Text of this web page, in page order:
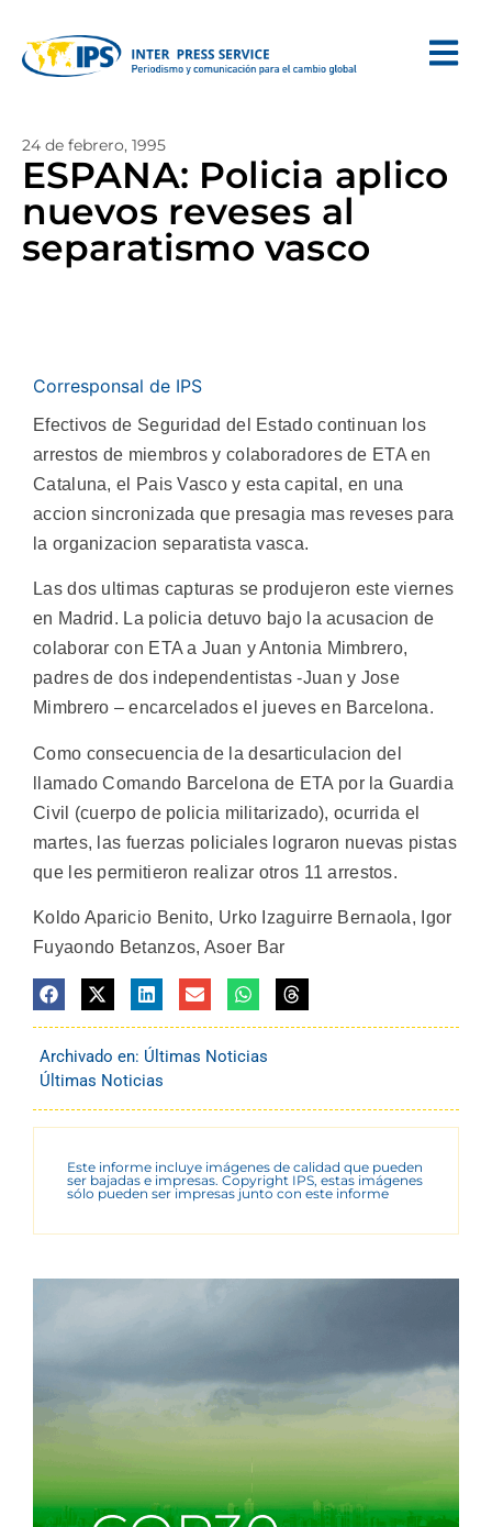
24 de febrero, 1995
ESPANA: Policia aplico
nuevos reveses al
separatismo vasco
Corresponsal de IPS
Efectivos de Seguridad del Estado continuan los
arrestos de miembros y colaboradores de ETA en
Cataluna, el Pais Vasco y esta capital, en una
accion sincronizada que presagia mas reveses para
la organizacion separatista vasca.
Las dos ultimas capturas se produjeron este viernes
en Madrid. La policia detuvo bajo la acusacion de
colaborar con ETA a Juan y Antonia Mimbrero,
padres de dos independentistas -Juan y Jose
Mimbrero – encarcelados el jueves en Barcelona.
Como consecuencia de la desarticulacion del
llamado Comando Barcelona de ETA por la Guardia
Civil (cuerpo de policia militarizado), ocurrida el
martes, las fuerzas policiales lograron nuevas pistas
que les permitieron realizar otros 11 arrestos.
Koldo Aparicio Benito, Urko Izaguirre Bernaola, Igor
Fuyaondo Betanzos, Asoer Bar
Archivado en: Últimas Noticias
Últimas Noticias
Este informe incluye imágenes de calidad que pueden
ser bajadas e impresas. Copyright IPS, estas imágenes
sólo pueden ser impresas junto con este informe